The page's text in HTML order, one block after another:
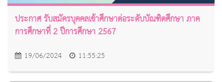
ประกาศ รับสมัครบุคคลเข้าศึกษาต่อระดับบัณฑิตศึกษา ภาค
การศึกษาที่ 2 ปีการศึกษา 2567
19/06/2024 11:55:25